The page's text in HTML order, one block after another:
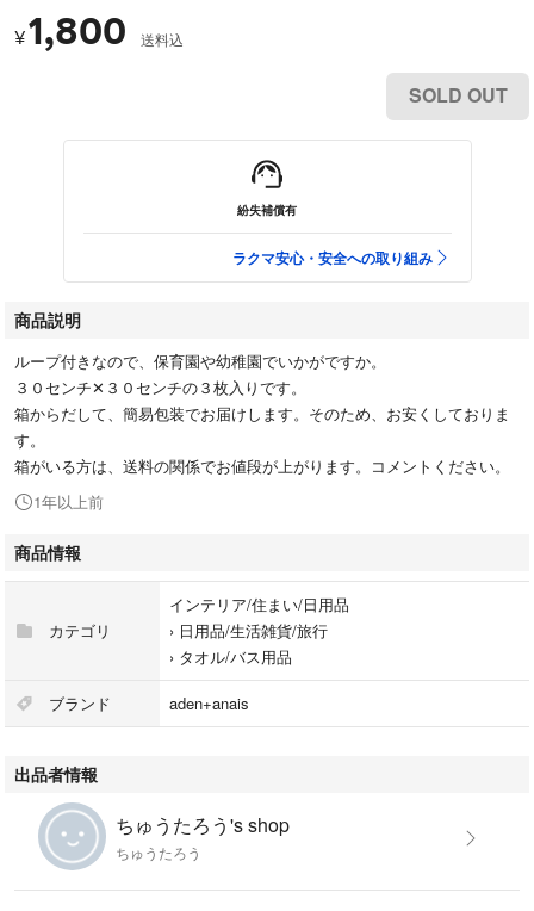
¥1,800 送料込
SOLD OUT
紛失補償有
ラクマ安心・安全への取り組み
商品説明
ループ付きなので、保育園や幼稚園でいかがですか。
３０センチ✕３０センチの３枚入りです。
箱からだして、簡易包装でお届けします。そのため、お安くしておりま
す。
箱がいる方は、送料の関係でお値段が上がります。コメントください。
1年以上前
商品情報
カテゴリ
インテリア/住まい/日用品
› 日用品/生活雑貨/旅行
› タオル/バス用品
ブランド aden+anais
出品者情報
ちゅうたろう's shop
ちゅうたろう